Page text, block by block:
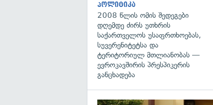
პოლიტიკა
2008 წლის ომის შედეგები
დღემდე ძირს უთხრის
საქართველოს უსაფრთხოებას,
სუვერენიტეტსა და
ტერიტორიულ მთლიანობას —
ევროკავშირის პრესპიკერის
განცხადება